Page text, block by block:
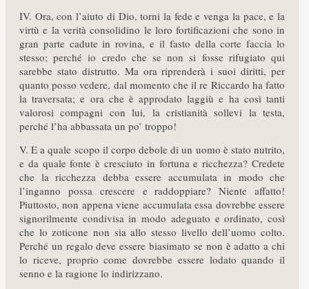
IV. Ora, con l’aiuto di Dio, torni la fede e venga la pace, e la
virtù e la verità consolidino le loro fortificazioni che sono in
gran parte cadute in rovina, e il fasto della corte faccia lo
stesso; perché io credo che se non si fosse rifugiato qui
sarebbe stato distrutto. Ma ora riprenderà i suoi diritti, per
quanto posso vedere, dal momento che il re Riccardo ha fatto
la traversata; e ora che è approdato laggiù e ha così tanti
valorosi compagni con lui, la cristianità sollevi la testa,
perché l’ha abbassata un po’ troppo!
V. E a quale scopo il corpo debole di un uomo è stato nutrito,
e da quale fonte è cresciuto in fortuna e ricchezza? Credete
che la ricchezza debba essere accumulata in modo che
l’inganno possa crescere e raddoppiare? Niente affatto!
Piuttosto, non appena viene accumulata essa dovrebbe essere
signorilmente condivisa in modo adeguato e ordinato, così
che lo zoticone non sia allo stesso livello dell’uomo colto.
Perché un regalo deve essere biasimato se non è adatto a chi
lo riceve, proprio come dovrebbe essere lodato quando il
senno e la ragione lo indirizzano.